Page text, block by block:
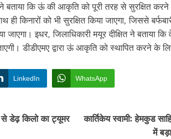
ने बताया कि ऊं की आकृति को पूरी तरह से सुरक्षित
ही किनारों को भी सुरक्षित किया जाएगा, जिससे
इधर, जिलाधिकारी मयूर दीक्षित ने बताया
डीडीएमए द्वारा ऊं आकृति को स्थापित करने के
LinkedIn WhatsApp
से डेढ़ किलो का ट्यूमर
कार्तिकेय स्वामी: हेमकुड
में